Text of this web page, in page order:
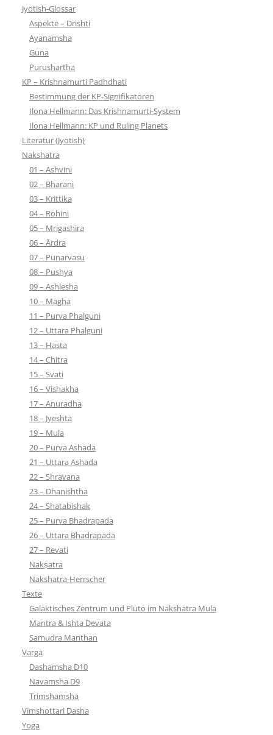
Jyotish-Glossar
Aspekte – Drishti
Ayanamsha
Guna
Purushartha
KP – Krishnamurti Padhdhati
Bestimmung der KP-Signifikatoren
Ilona Hellmann: Das Krishnamurti-System
Ilona Hellmann: KP und Ruling Planets
Literatur (Jyotish)
Nakshatra
01 – Ashvini
02 – Bharani
03 – Krittika
04 – Rohini
05 – Mrigashira
06 – Ārdra
07 – Punarvasu
08 – Pushya
09 – Ashlesha
10 – Magha
11 – Purva Phalguni
12 – Uttara Phalguni
13 – Hasta
14 – Chitra
15 – Svati
16 – Vishakha
17 – Anuradha
18 – Jyeshta
19 – Mula
20 – Purva Ashada
21 – Uttara Ashada
22 – Shravana
23 – Dhanishtha
24 – Shatabishak
25 – Purva Bhadrapada
26 – Uttara Bhadrapada
27 – Revati
Nakṣatra
Nakshatra-Herrscher
Texte
Galaktisches Zentrum und Pluto im Nakshatra Mula
Mantra & Ishta Devata
Samudra Manthan
Varga
Dashamsha D10
Navamsha D9
Trimshamsha
Vimshottari Dasha
Yoga